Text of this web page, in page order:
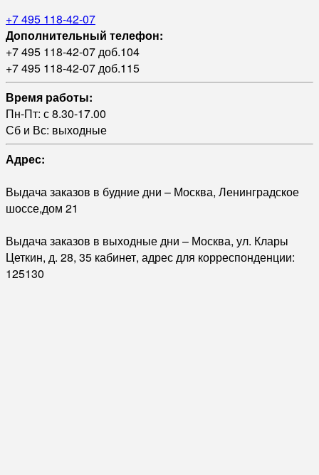
+7 495 118-42-07
Дополнительный телефон:
+7 495 118-42-07 доб.104
+7 495 118-42-07 доб.115
Время работы:
Пн-Пт: с 8.30-17.00
Сб и Вс: выходные
Адрес:
Выдача заказов в будние дни – Москва, Ленинградское
шоссе,дом 21
Выдача заказов в выходные дни – Москва, ул. Клары
Цеткин, д. 28, 35 кабинет, адрес для корреспонденции:
125130